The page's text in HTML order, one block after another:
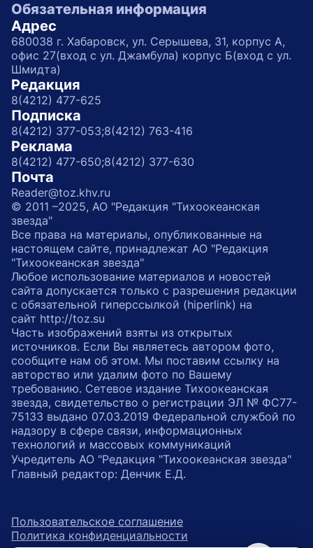
Обязательная информация
Адрес
680038 г. Хабаровск, ул. Серышева, 31, корпус А,
офис 27(вход с ул. Джамбула) корпус Б(вход с ул.
Шмидта)
Редакция
8(4212) 477-625
Подписка
8(4212) 377-053;8(4212) 763-416
Реклама
8(4212) 477-650;8(4212) 377-630
Почта
Reader@toz.khv.ru
© 2011 –2025, АО "Редакция "Тихоокеанская
звезда"
Все права на материалы, опубликованные на
настоящем сайте, принадлежат АО "Редакция
"Тихоокеанская звезда"
Любое использование материалов и новостей
сайта допускается только с разрешения редакции
с обязательной гиперссылкой (hiperlink) на
сайт http://toz.su
Часть изображений взяты из открытых
источников. Если Вы являетесь автором фото,
сообщите нам об этом. Мы поставим ссылку на
авторство или удалим фото по Вашему
требованию. Сетевое издание Тихоокеанская
звезда, свидетельство о регистрации ЭЛ № ФС77-
75133 выдано 07.03.2019 Федеральной службой по
надзору в сфере связи, информационных
технологий и массовых коммуникаций
Учредитель АО "Редакция "Тихоокеанская звезда"
Главный редактор: Денчик Е.Д.
Пользовательское соглашение
Политика конфиденциальности